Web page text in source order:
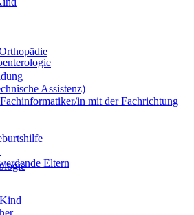
Assistenz)
in mit der Fachrichtung
Eltern